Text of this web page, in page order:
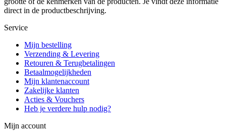
direct in de productbeschrijving.
Service
Mijn bestelling
Verzending & Levering
Retouren & Terugbetalingen
Betaalmogelijkheden
Mijn klantenaccount
Zakelijke klanten
Acties & Vouchers
Heb je verdere hulp nodig?
Mijn account